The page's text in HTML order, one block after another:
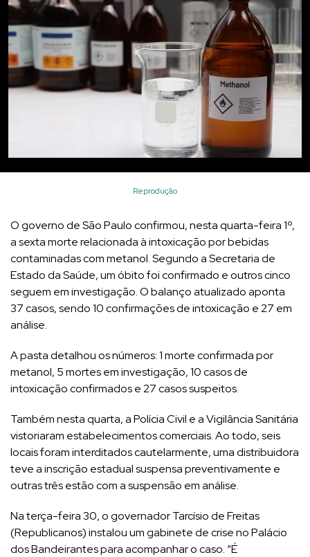
Reprodução
O governo de São Paulo confirmou, nesta quarta-feira 1º,
a sexta morte relacionada à intoxicação por bebidas
contaminadas com metanol. Segundo a Secretaria de
Estado da Saúde, um óbito foi confirmado e outros cinco
seguem em investigação. O balanço atualizado aponta
37 casos, sendo 10 confirmações de intoxicação e 27 em
análise.
A pasta detalhou os números: 1 morte confirmada por
metanol, 5 mortes em investigação, 10 casos de
intoxicação confirmados e 27 casos suspeitos.
Também nesta quarta, a Polícia Civil e a Vigilância Sanitária
vistoriaram estabelecimentos comerciais. Ao todo, seis
locais foram interditados cautelarmente, uma distribuidora
teve a inscrição estadual suspensa preventivamente e
outras três estão com a suspensão em análise.
Na terça-feira 30, o governador Tarcísio de Freitas
(Republicanos) instalou um gabinete de crise no Palácio
dos Bandeirantes para acompanhar o caso. “É